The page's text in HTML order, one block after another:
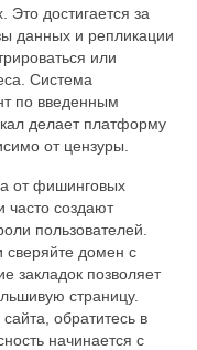
Это достигается за
данных и репликации
или
Система
по введенным
делает платформу
от цензуры.
от фишинговых
создают
пользователей.
сверяйте домен с
закладок позволяет
страницу.
обратитесь в
начинается с